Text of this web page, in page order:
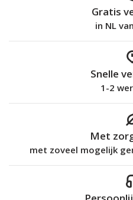
Gratis
in NL
Snelle
1-2
Met
met zoveel mogelijk